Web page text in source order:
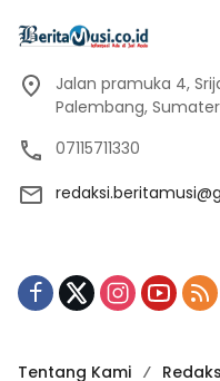
Jalan pramuka 4,
Palembang,
07115711330
Tentang Kami